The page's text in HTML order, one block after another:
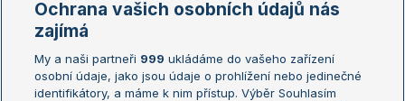
Žebříčky
Žebříček ATP (muži)
Žebříček WTA (ženy)
Australian Open
French Open
Ochrana vašich osobních údajů nás
zajímá
My a naši partneři 999 ukládáme do vašeho zařízení
osobní údaje, jako jsou údaje o prohlížení nebo jedinečné
identifikátory, a máme k nim přístup. Výběr Souhlasím